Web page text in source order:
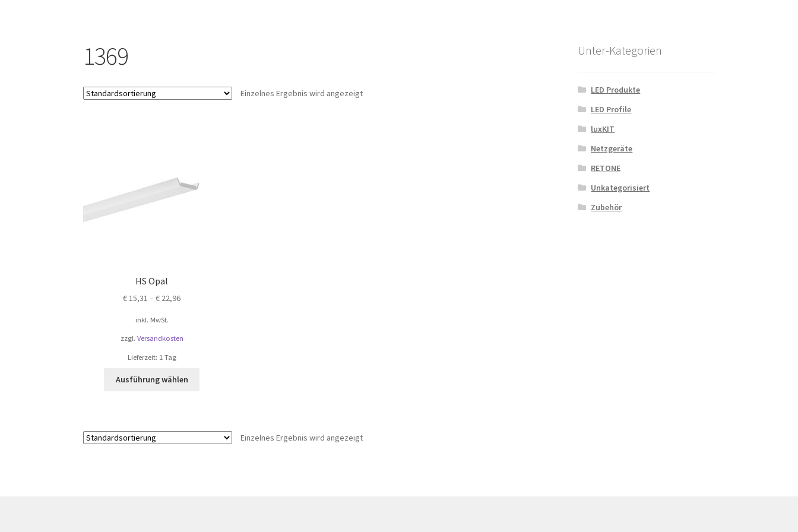
1369
Einzelnes Ergebnis wird angezeigt
HS Opal
€15,31 –€ 22,96
inkl. MwSt.
zzgl. Versandkosten
Lieferzeit: 1 Tag
Ausführung wählen
Einzelnes Ergebnis wird angezeigt
Unter-Kategorien
LED Produkte
LED Profile
luxKIT
Netzgeräte
RETONE
Unkategorisiert
Zubehör